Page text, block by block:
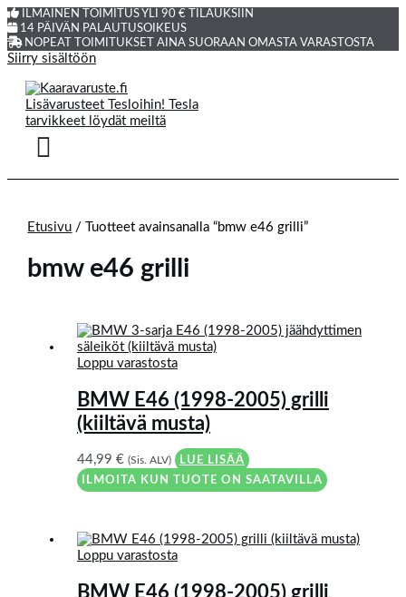
ILMAINEN TOIMITUS YLI 90 € TILAUKSIIN
14 PÄIVÄN PALAUTUSOIKEUS
NOPEAT TOIMITUKSET AINA SUORAAN OMASTA VARASTOSTA
Siirry sisältöön
Etusivu / Tuotteet avainsanalla “bmw e46 grilli”
bmw e46 grilli
Loppu varastosta
BMW E46 (1998-2005) grilli
(kiiltävä musta)
44,99€ (Sis. ALV)
LUE LISÄÄ
ILMOITA KUN TUOTE ON SAATAVILLA
Loppu varastosta
BMW E46 (1998-2005) grilli